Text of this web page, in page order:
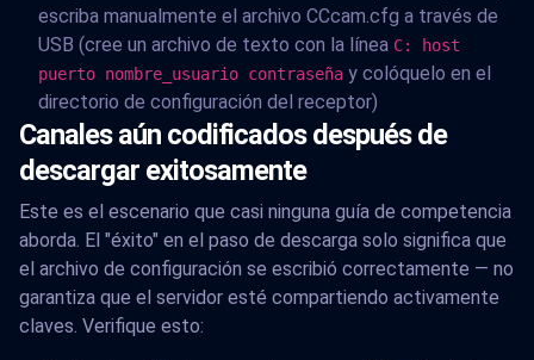
escriba manualmente el archivo CCcam.cfg a través de
USB (cree un archivo de texto con la línea C: host
puerto nombre_usuario contraseña y colóquelo en el
directorio de configuración del receptor)
Canales aún codificados después de
descargar exitosamente
Este es el escenario que casi ninguna guía de competencia
aborda. El "éxito" en el paso de descarga solo significa que
el archivo de configuración se escribió correctamente — no
garantiza que el servidor esté compartiendo activamente
claves. Verifique esto: